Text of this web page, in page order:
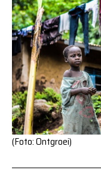
(Foto: Ontgroei)